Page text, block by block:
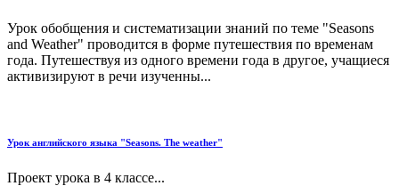
Урок обобщения и систематизации знаний по теме "Seasons
and Weather" проводится в форме путешествия по временам
года. Путешествуя из одного времени года в другое, учащиеся
активизируют в речи изученны...
Урок английского языка "Seasons. The weather"
Проект урока в 4 классе...